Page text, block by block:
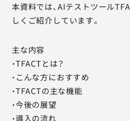
本資料では、AIテストツール
しくご紹介しています。
主な内容
・TFACTとは？
・こんな方におすすめ
・TFACTの主な機能
・今後の展望
・導入の流れ